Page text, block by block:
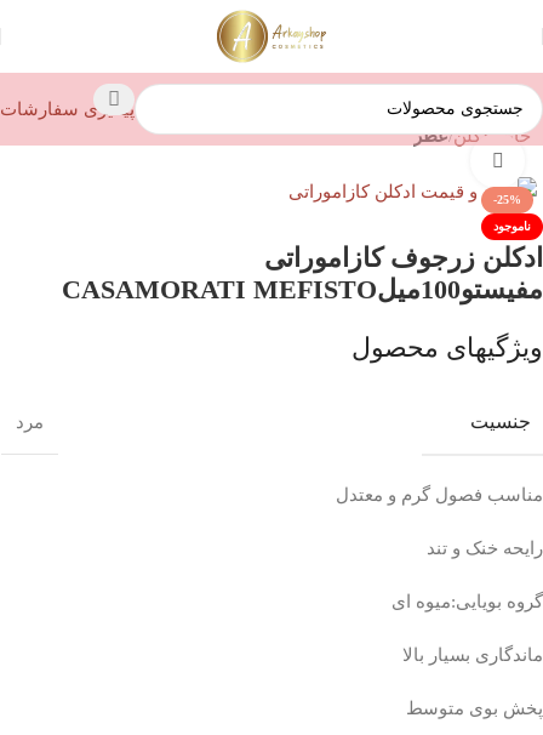
پیگیری سفارشات
خانه ادکلن عطر
-25%
ناموجود
ادکلن زرجوف کازاموراتی
مفیستو100میلCASAMORATI MEFISTO
ویژگیهای محصول
جنسیت مرد
مناسب فصول گرم و معتدل
رایحه خنک و تند
گروه بویایی:میوه ای
ماندگاری بسیار بالا
پخش بوی متوسط